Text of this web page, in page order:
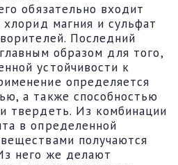
обязательно входит
магния и сульфат
Последний
образом для того,
устойчивости к
определяется
а также способностью
твердеть. Из комбинации
в определенной
получаются
него же делают